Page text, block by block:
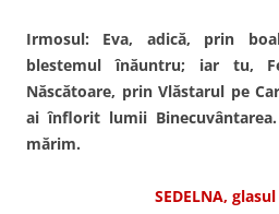
Irmosul: Eva, adică, prin
blestemul înăuntru; iar tu,
Născătoare, prin Vlăstarul pe
ai înflorit lumii
mărim.
SEDELNA,